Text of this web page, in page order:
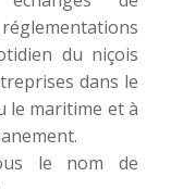
du niçois
dans le
le maritime et à
le nom de